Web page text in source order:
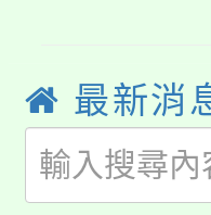
版
公告本
代理(
「
車」活
桃園市
最新消